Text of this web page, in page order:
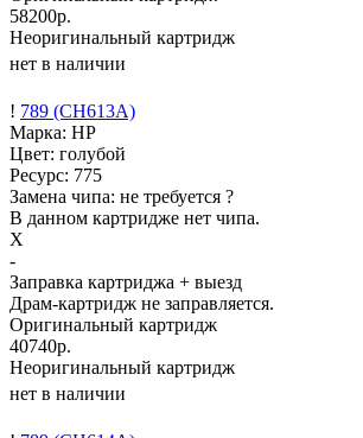
58200р.
Неоригинальный картридж
нет в наличии
! 789 (CH613A)
Марка: HP
Цвет: голубой
Ресурс: 775
Замена чипа: не требуется ?
В данном картридже нет чипа.
X
-
Заправка картриджа + выезд
Драм-картридж не заправляется.
Оригинальный картридж
40740р.
Неоригинальный картридж
нет в наличии